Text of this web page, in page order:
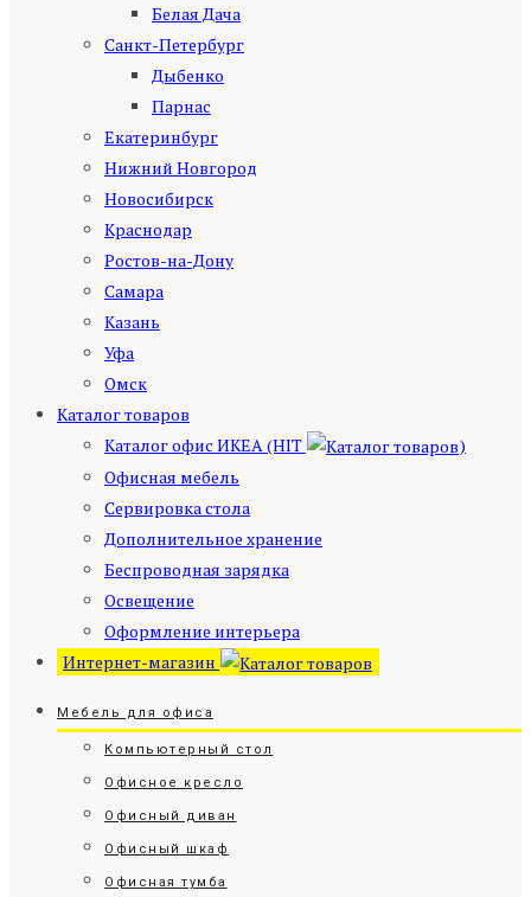
Белая Дача
Санкт-Петербург
Дыбенко
Парнас
Екатеринбург
Нижний Новгород
Новосибирск
Краснодар
Ростов-на-Дону
Самара
Казань
Уфа
Омск
Каталог товаров
Каталог офис ИКЕА (HIT
)
Офисная мебель
Сервировка стола
Дополнительное хранение
Беспроводная зарядка
Освещение
Оформление интерьера
Интернет-магазин
Мебель для офиса
Компьютерный стол
Офисное кресло
Офисный диван
Офисный шкаф
Офисная тумба